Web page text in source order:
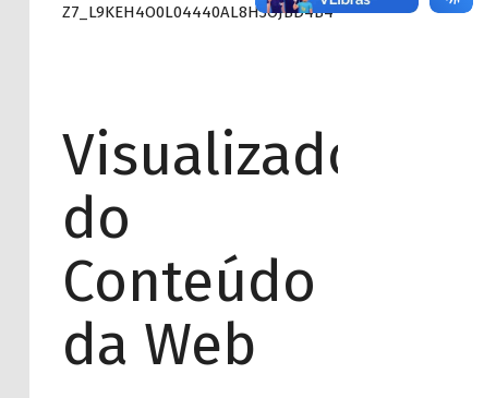
Z7_L9KEH4O0L04440AL8H3OJBD4B4
Visualizador
do
Conteúdo
da Web